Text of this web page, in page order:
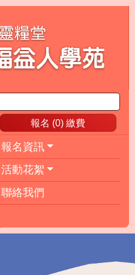
報名 (0) 繳費
報名資訊
活動花絮
聯絡我們